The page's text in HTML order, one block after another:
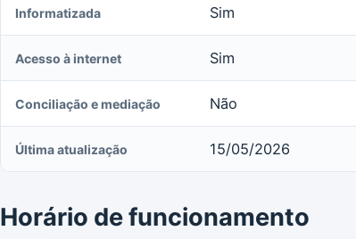
Informatizada Sim
Acesso à internet Sim
Conciliação e mediação Não
Última atualização 15/05/2026
Horário de funcionamento